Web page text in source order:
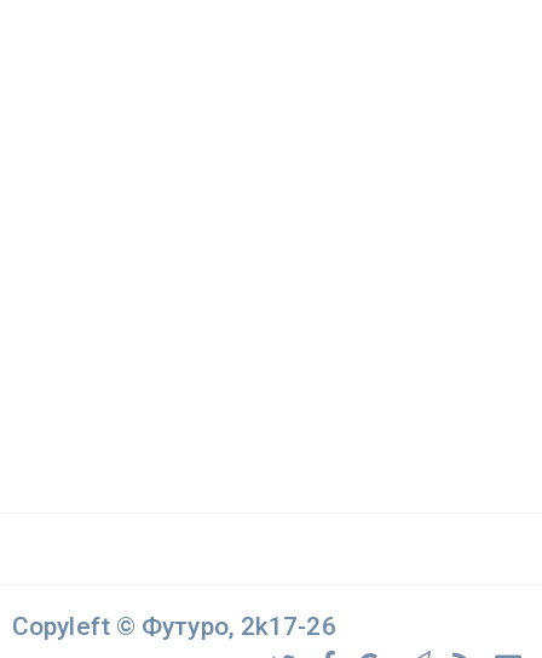
Copyleft © Футуро, 2k17-26